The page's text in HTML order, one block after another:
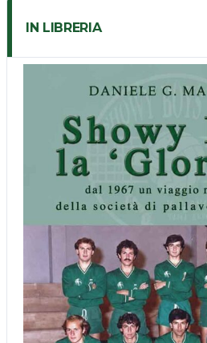
IN LIBRERIA